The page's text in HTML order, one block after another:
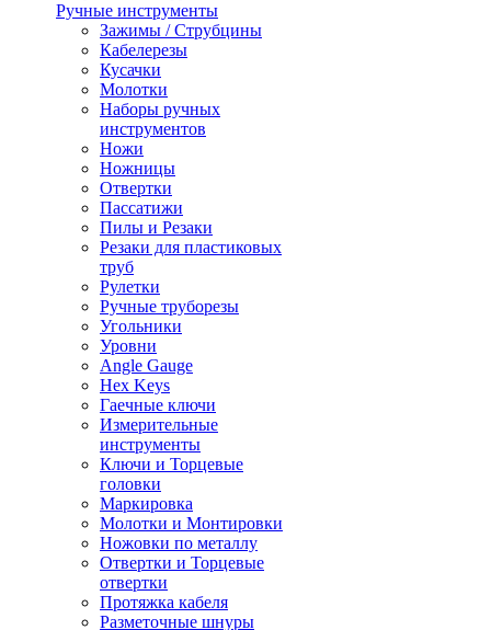
Ручные инструменты
Зажимы / Струбцины
Кабелерезы
Кусачки
Молотки
Наборы ручных
инструментов
Ножи
Ножницы
Отвертки
Пассатижи
Пилы и Резаки
Резаки для пластиковых
труб
Рулетки
Ручные труборезы
Угольники
Уровни
Angle Gauge
Hex Keys
Гаечные ключи
Измерительные
инструменты
Ключи и Торцевые
головки
Маркировка
Молотки и Монтировки
Ножовки по металлу
Отвертки и Торцевые
отвертки
Протяжка кабеля
Разметочные шнуры